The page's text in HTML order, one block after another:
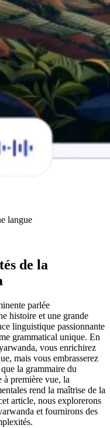
langue
de la
parlée
histoire et une grande
linguistique passionnante
grammatical unique. En
vous enrichirez
mais vous embrasserez
la grammaire du
à première vue, la
rend la maîtrise de la
article, nous explorerons
et fournirons des